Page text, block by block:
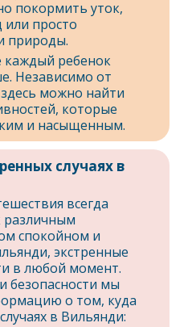
покормить уток,
или просто
природы.
каждый ребенок
Независимо от
можно найти
которые
и насыщенным.
случаях в
всегда
спокойном и
экстренные
в любой момент.
безопасности мы
о том, куда
в Вильянди: